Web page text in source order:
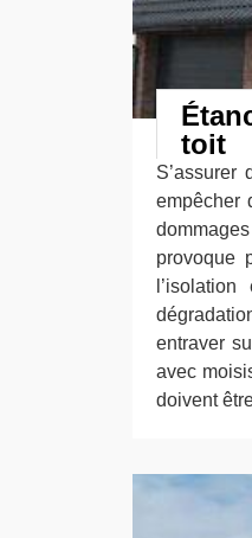
toit
S’assurer
empêcher
provoque
entraver
avec
doivent